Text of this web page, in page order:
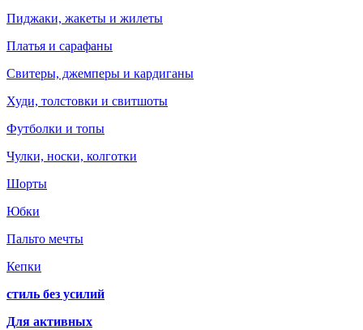
Пиджаки, жакеты и жилеты
Платья и сарафаны
Свитеры, джемперы и кардиганы
Худи, толстовки и свитшоты
Футболки и топы
Чулки, носки, колготки
Шорты
Юбки
Пальто мечты
Кепки
стиль без усилий
Для активных